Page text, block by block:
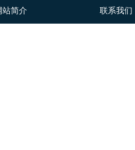
站简介 联系我们